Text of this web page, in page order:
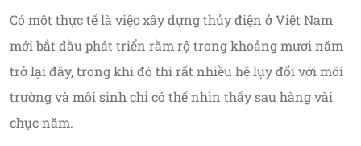
Có một thực tế là việc xây dựng thủy điện ở Việt Nam
mới bắt đầu phát triển rầm rộ trong khoảng mươi năm
trở lại đây, trong khi đó thì rất nhiều hệ lụy đối với môi
trường và môi sinh chỉ có thể nhìn thấy sau hàng vài
chục năm.